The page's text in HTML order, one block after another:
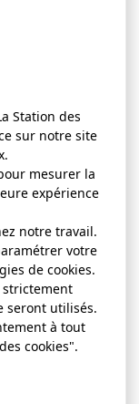
Station des
sur notre site
mesurer la
expérience
notre travail.
votre
de cookies.
strictement
seront utilisés.
à tout
cookies".